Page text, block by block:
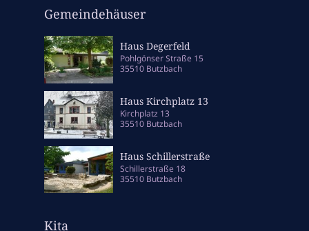
Gemeindehäuser
Haus Degerfeld
Pohlgönser Straße 15
35510 Butzbach
Haus Kirchplatz 13
Kirchplatz 13
35510 Butzbach
Haus Schillerstraße
Schillerstraße 18
35510 Butzbach
Kita